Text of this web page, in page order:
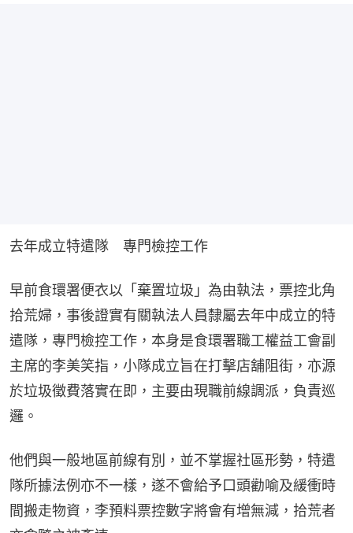
去年成立特遣隊　專門檢控工作
早前食環署便衣以「棄置垃圾」為由執法，票控北角
拾荒婦，事後證實有關執法人員隸屬去年中成立的特
遣隊，專門檢控工作，本身是食環署職工權益工會副
主席的李美笑指，小隊成立旨在打擊店舖阻街，亦源
於垃圾徵費落實在即，主要由現職前線調派，負責巡
邏。
他們與一般地區前線有別，並不掌握社區形勢，特遣
隊所據法例亦不一樣，遂不會給予口頭勸喻及緩衝時
間搬走物資，李預料票控數字將會有增無減，拾荒者